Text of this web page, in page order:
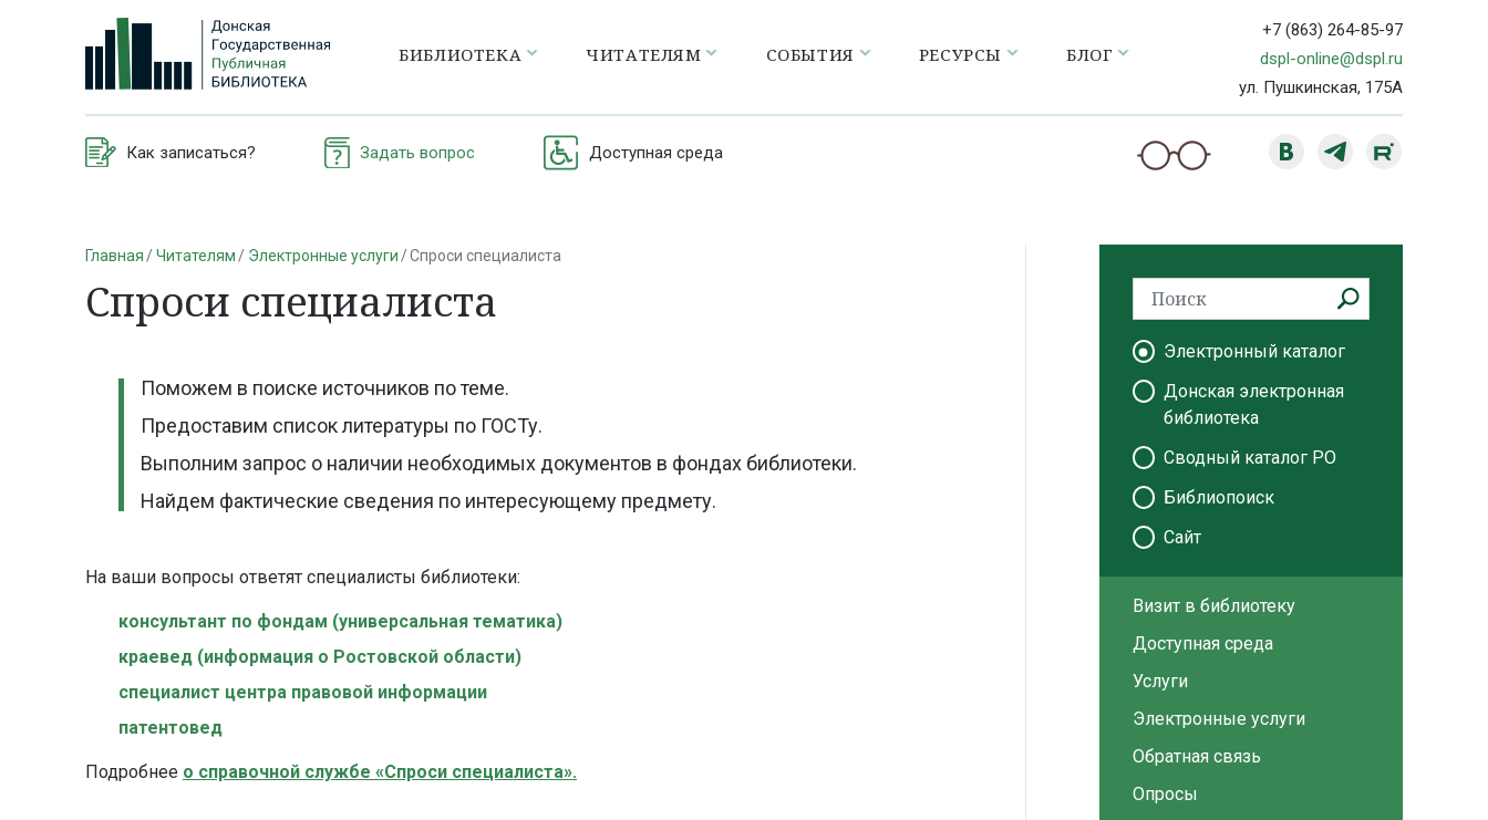
БИБЛИОТЕКА ЧИТАТЕЛЯМ СОБЫТИЯ РЕСУРСЫ БЛОГ
+7 (863) 264-85-97
dspl-online@dspl.ru
ул. Пушкинская, 175А
Как записаться? Задать вопрос Доступная среда
Главная Читателям Электронные услуги Спроси специалиста
Спроси специалиста
Поможем в поиске источников по теме.
Предоставим список литературы по ГОСТу.
Выполним запрос о наличии необходимых документов в фондах библиотеки.
Найдем фактические сведения по интересующему предмету.
На ваши вопросы ответят специалисты библиотеки:
консультант по фондам (универсальная тематика)
краевед (информация о Ростовской области)
специалист центра правовой информации
патентовед
Подробнее о справочной службе «Спроси специалиста».
Электронный каталог
Донская электронная
библиотека
Сводный каталог РО
Библиопоиск
Сайт
Визит в библиотеку
Доступная среда
Услуги
Электронные услуги
Обратная связь
Опросы